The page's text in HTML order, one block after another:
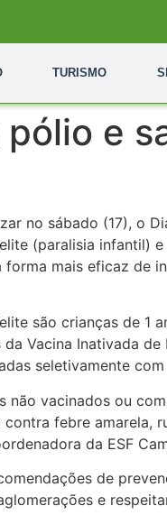
TURISMO
e
no sábado (17), o
(paralisia infantil)
mais eficaz de
são crianças de 1
Vacina Inativada
seletivamente
não vacinados ou
febre amarela,
da ESF
de
e